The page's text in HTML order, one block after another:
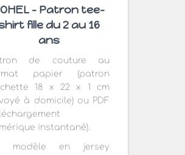
– Patron tee-
fille du 2 au 16
ans
de couture au
papier (patron
18 x 22 x 1 cm
à domicile) ou PDF
instantané).
modèle en jersey